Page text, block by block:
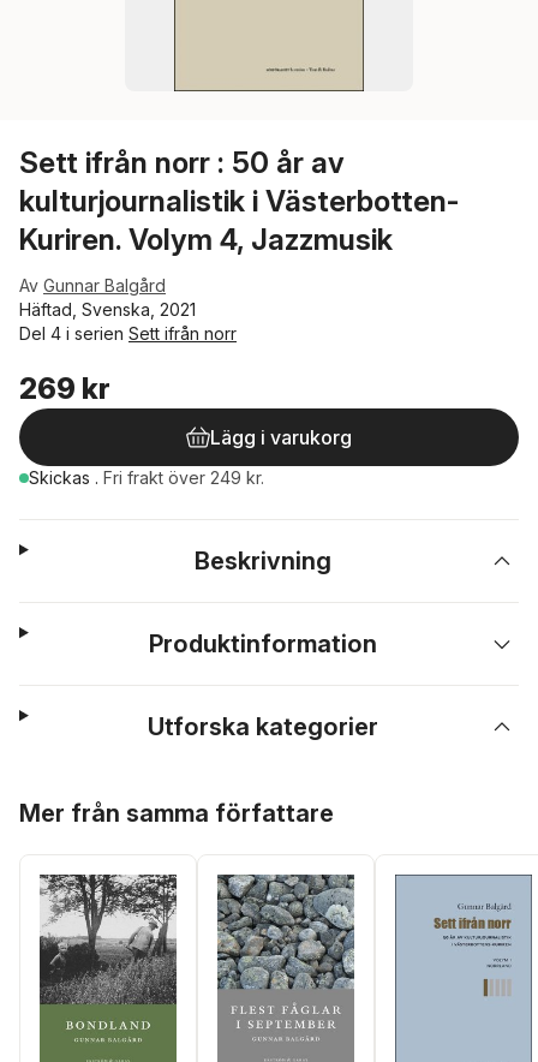
Sett ifrån norr : 50 år av
kulturjournalistik i Västerbotten-
Kuriren. Volym 4, Jazzmusik
Av Gunnar Balgård
Häftad, Svenska, 2021
Del 4 i serien Sett ifrån norr
269 kr
Lägg i varukorg
Skickas . Fri frakt över 249 kr.
Beskrivning
Produktinformation
Utforska kategorier
Mer från samma författare